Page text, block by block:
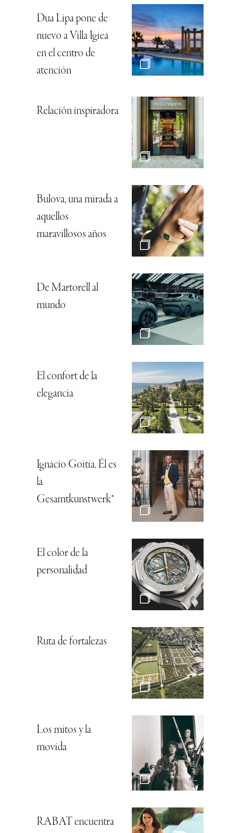
Dua Lipa pone de
nuevo a Villa Igiea
en el centro de
atención
Relación inspiradora
Bulova, una mirada a
aquellos
maravillosos años
De Martorell al
mundo
El confort de la
elegancia
Ignacio Goitia, Él es
la
Gesamtkunstwerk*
El color de la
personalidad
Ruta de fortalezas
Los mitos y la
movida
RABAT encuentra